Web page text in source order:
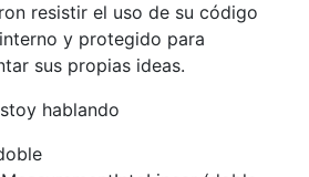
resistir el uso de su código
y protegido para
sus propias ideas.
hablando